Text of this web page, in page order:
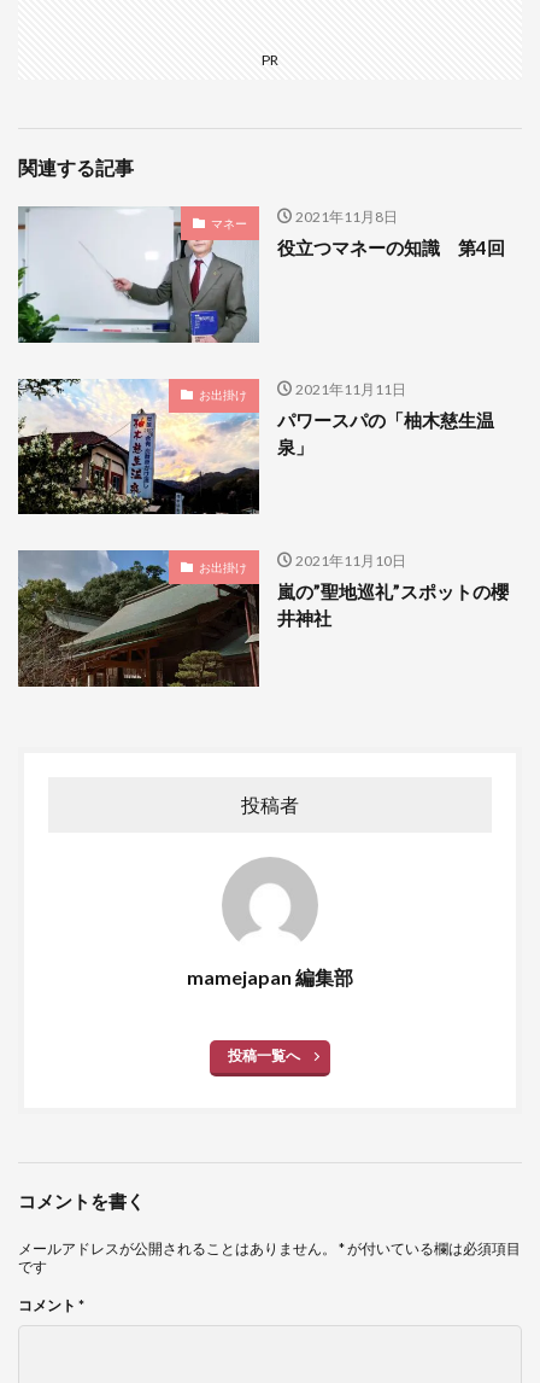
PR
関連する記事
マネー 2021年11月8日
役立つマネーの知識 第4回
お出掛け 2021年11月11日
パワースパの「柚木慈生温
泉」
お出掛け 2021年11月10日
嵐の”聖地巡礼”スポットの櫻
井神社
投稿者
mamejapan 編集部
投稿一覧へ
コメントを書く
メールアドレスが公開されることはありません。 *が付いている欄は必須項目
です
コメント *